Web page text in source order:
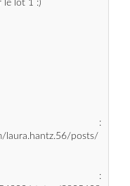
laura.hantz.56/posts/
:
status/3905609
happy-